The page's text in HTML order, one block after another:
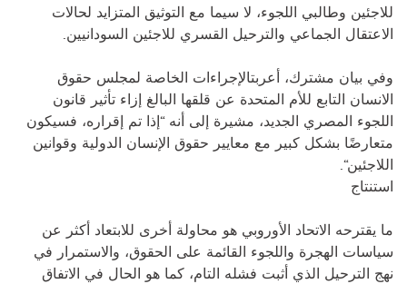
للاجئين وطالبي اللجوء، لا سيما مع التوثيق المتزايد لحالات
الاعتقال الجماعي والترحيل القسري للاجئين السودانيين.
وفي بيان مشترك، أعربتالإجراءات الخاصة لمجلس حقوق
الانسان التابع للأم المتحدة عن قلقها البالغ إزاء تأثير قانون
اللجوء المصري الجديد، مشيرة إلى أنه “إذا تم إقراره، فسيكون
متعارضًا بشكل كبير مع معايير حقوق الإنسان الدولية وقوانين
اللاجئين“.
استنتاج
ما يقترحه الاتحاد الأوروبي هو محاولة أخرى للابتعاد أكثر عن
سياسات الهجرة واللجوء القائمة على الحقوق، والاستمرار في
نهج الترحيل الذي أثبت فشله التام، كما هو الحال في الاتفاق